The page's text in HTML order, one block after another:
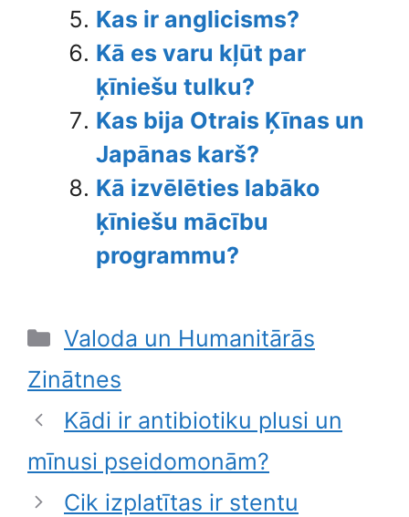
Kas ir anglicisms?
Kā es varu kļūt par
ķīniešu tulku?
Kas bija Otrais Ķīnas un
Japānas karš?
Kā izvēlēties labāko
ķīniešu mācību
programmu?
Categories
Valoda un Humanitārās
Zinātnes
Kādi ir antibiotiku plusi un
mīnusi pseidomonām?
Cik izplatītas ir stentu